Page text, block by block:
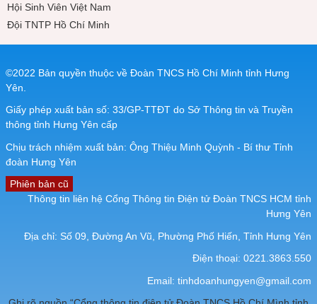
Hội Sinh Viên Việt Nam
Đội TNTP Hồ Chí Minh
©2022 Bản quyền thuộc về Đoàn TNCS Hồ Chí Minh tỉnh Hưng
Yên.
Giấy phép xuất bản số: 33/GP-TTĐT do Sở Thông tin và Truyền
thông tỉnh Hưng Yên cấp
Chịu trách nhiệm xuất bản: Ông Thiệu Minh Quỳnh - Bí thư Tỉnh
đoàn Hưng Yên
Phiên bản cũ
Thông tin liên hệ Cổng Thông tin Điện tử Đoàn TNCS HCM tỉnh
Hưng Yên
Địa chỉ: Số 09, Đường An Vũ, Phường Phố Hiến, Tỉnh Hưng Yên
Điện thoại: 0221.3863.550
Email: tinhdoanhungyen@gmail.com